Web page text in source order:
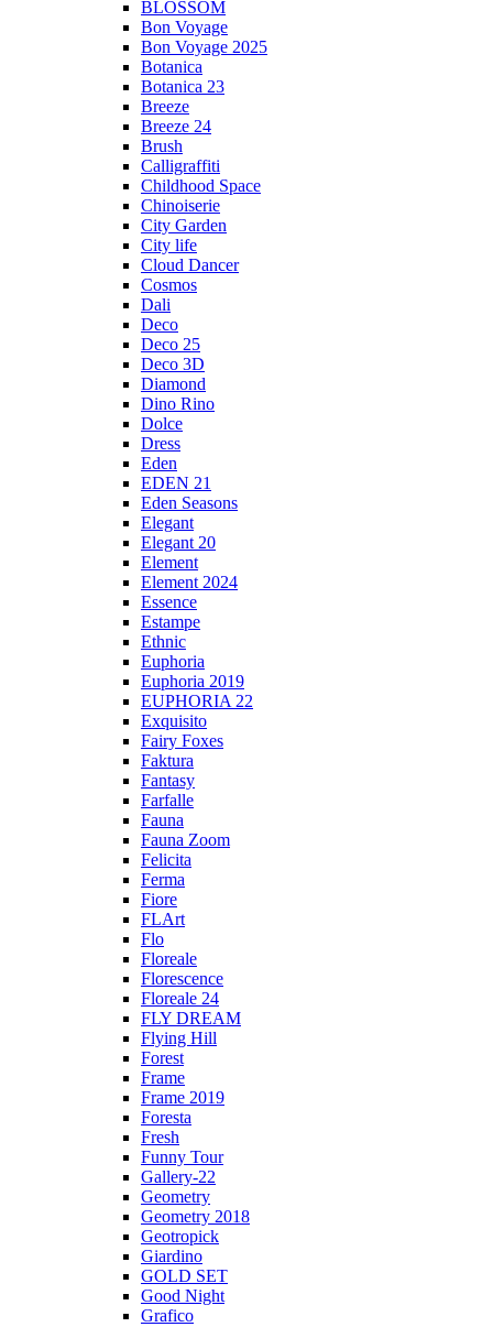
BLOSSOM
Bon Voyage
Bon Voyage 2025
Botanica
Botanica 23
Breeze
Breeze 24
Brush
Calligraffiti
Childhood Space
Chinoiserie
City Garden
City life
Cloud Dancer
Cosmos
Dali
Deco
Deco 25
Deco 3D
Diamond
Dino Rino
Dolce
Dress
Eden
EDEN 21
Eden Seasons
Elegant
Elegant 20
Element
Element 2024
Essence
Estampe
Ethnic
Euphoria
Euphoria 2019
EUPHORIA 22
Exquisito
Fairy Foxes
Faktura
Fantasy
Farfalle
Fauna
Fauna Zoom
Felicita
Ferma
Fiore
FLArt
Flo
Floreale
Florescence
Floreale 24
FLY DREAM
Flying Hill
Forest
Frame
Frame 2019
Foresta
Fresh
Funny Tour
Gallery-22
Geometry
Geometry 2018
Geotropick
Giardino
GOLD SET
Good Night
Grafico